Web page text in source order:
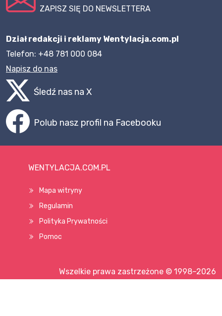
ZAPISZ SIĘ DO NEWSLETTERA
Dział redakcji i reklamy Wentylacja.com.pl
Telefon: +48 781 000 084
Napisz do nas
Śledź nas na X
Polub nasz profil na Facebooku
WENTYLACJA.COM.PL
Mapa witryny
Regulamin
Polityka Prywatności
Pomoc
Wszelkie prawa zastrzeżone © 1998–2026